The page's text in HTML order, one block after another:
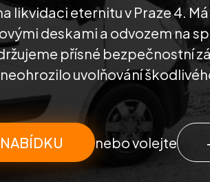
likvidaci eternitu v Praze 4.
deskami a odvozem na
přísné bezpečnostní
neohrozilo uvolňování
nebo volejte